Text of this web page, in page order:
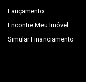
Lançamento
Encontre Meu Imóvel
Simular Financiamento